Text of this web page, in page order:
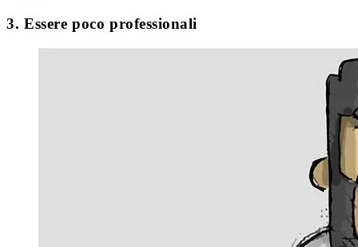
3. Essere poco professionali